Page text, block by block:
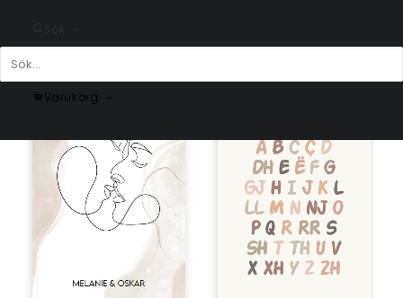
Varukorg
Fr.225.00kr